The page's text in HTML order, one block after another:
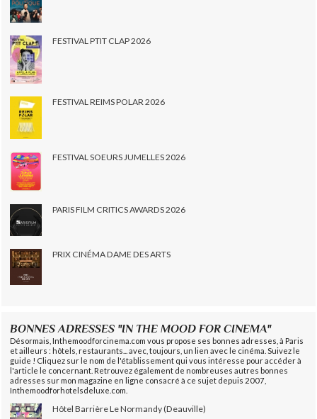
FESTIVAL PTIT CLAP 2026
FESTIVAL REIMS POLAR 2026
FESTIVAL SOEURS JUMELLES 2026
PARIS FILM CRITICS AWARDS 2026
PRIX CINÉMA DAME DES ARTS
BONNES ADRESSES "IN THE MOOD FOR CINEMA"
Désormais, Inthemoodforcinema.com vous propose ses bonnes adresses, à Paris
et ailleurs : hôtels, restaurants... avec, toujours, un lien avec le cinéma. Suivez le
guide ! Cliquez sur le nom de l'établissement qui vous intéresse pour accéder à
l'article le concernant. Retrouvez également de nombreuses autres bonnes
adresses sur mon magazine en ligne consacré à ce sujet depuis 2007,
Inthemoodforhotelsdeluxe.com.
Hôtel Barrière Le Normandy (Deauville)